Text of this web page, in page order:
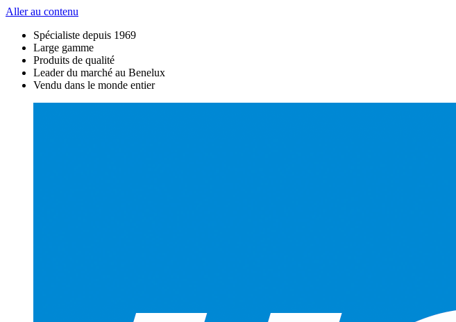
Aller au contenu
Spécialiste depuis 1969
Large gamme
Produits de qualité
Leader du marché au Benelux
Vendu dans le monde entier